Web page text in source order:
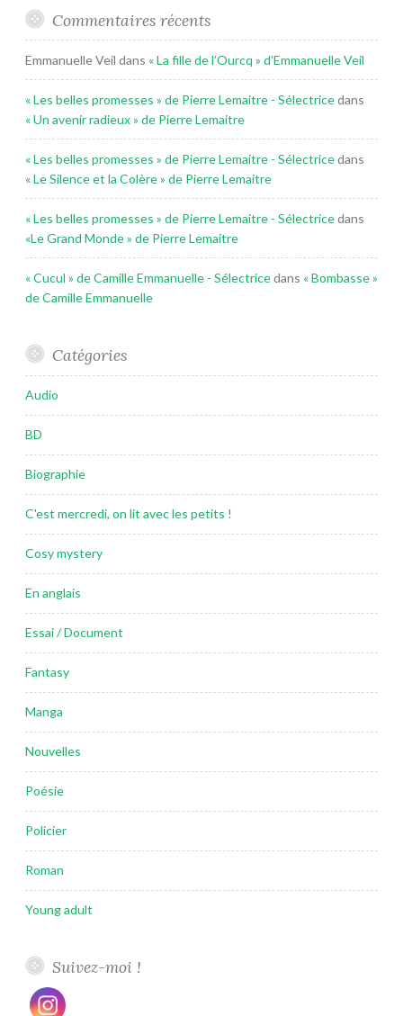
Commentaires récents
Emmanuelle Veil dans « La fille de l’Ourcq » d’Emmanuelle Veil
« Les belles promesses » de Pierre Lemaitre - Sélectricedans
« Un avenir radieux » de Pierre Lemaitre
« Les belles promesses » de Pierre Lemaitre - Sélectricedans
« Le Silence et la Colère » de Pierre Lemaitre
« Les belles promesses » de Pierre Lemaitre - Sélectricedans
«Le Grand Monde » de Pierre Lemaitre
« Cucul » de Camille Emmanuelle - Sélectricedans « Bombasse »
de Camille Emmanuelle
Catégories
Audio
BD
Biographie
C'est mercredi, on lit avec les petits !
Cosy mystery
En anglais
Essai / Document
Fantasy
Manga
Nouvelles
Poésie
Policier
Roman
Young adult
Suivez-moi !